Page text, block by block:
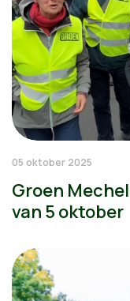
05 oktober 2025
Groen
van 5 oktober